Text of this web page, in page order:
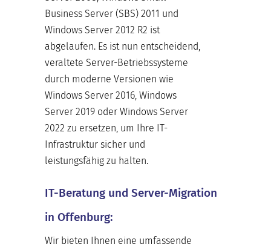
Business Server (SBS) 2011 und
Windows Server 2012 R2 ist
abgelaufen. Es ist nun entscheidend,
veraltete Server-Betriebssysteme
durch moderne Versionen wie
Windows Server 2016, Windows
Server 2019 oder Windows Server
2022 zu ersetzen, um Ihre IT-
Infrastruktur sicher und
leistungsfähig zu halten.
IT-Beratung und Server-Migration
in Offenburg:
Wir bieten Ihnen eine umfassende